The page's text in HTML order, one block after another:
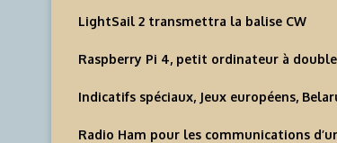
LightSail 2 transmettra la balise CW
Raspberry Pi 4, petit ordinateur à
Indicatifs spéciaux, Jeux européens,
Radio Ham pour les communications